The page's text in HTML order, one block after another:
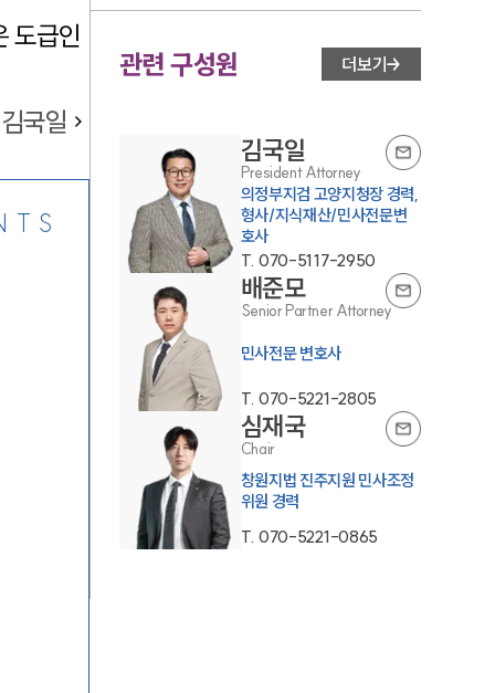
도급인
김국일
관련 구성원 더보기
김국일
President Attorney
의정부지검 고양지청장 경력,
형사/지식재산/민사전문변
호사
T. 070-5117-2950
배준모
Senior Partner Attorney
민사전문 변호사
T. 070-5221-2805
심재국
Chair
창원지법 진주지원 민사조정
위원 경력
T. 070-5221-0865